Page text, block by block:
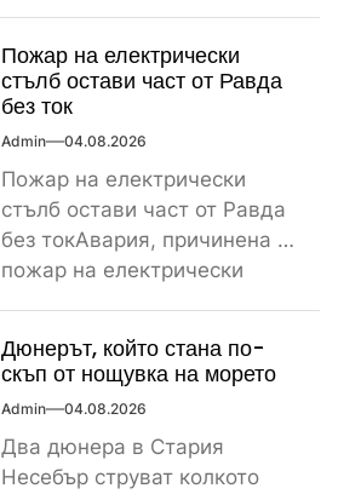
Пожар на електрически
стълб остави част от Равда
без ток
Admin 04.08.2026
Пожар на електрически
стълб остави част от Равда
без токАвария, причинена от
пожар на електрически
Дюнерът, който стана по-
скъп от нощувка на морето
Admin 04.08.2026
Два дюнера в Стария
Несебър струват колкото